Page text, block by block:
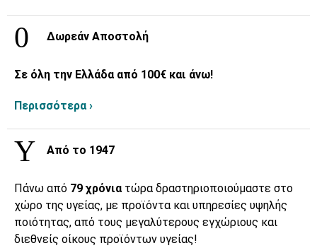
Δωρεάν Αποστολή
Σε όλη την Ελλάδα από 100€ και άνω!
Περισσότερα ›
Από το 1947
Πάνω από 79 χρόνια τώρα δραστηριοποιούμαστε στο
χώρο της υγείας, με προϊόντα και υπηρεσίες υψηλής
ποιότητας, από τους μεγαλύτερους εγχώριους και
διεθνείς οίκους προϊόντων υγείας!